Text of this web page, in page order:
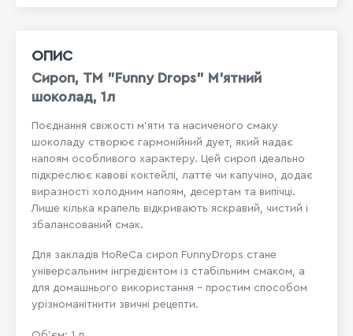
ОПИС
Сироп, ТМ "Funny Drops" М'ятний
шоколад, 1л
Поєднання свіжості м’яти та насиченого смаку
шоколаду створює гармонійний дует, який надає
напоям особливого характеру. Цей сироп ідеально
підкреслює кавові коктейлі, латте чи капучіно, додає
виразності холодним напоям, десертам та випічці.
Лише кілька крапель відкривають яскравий, чистий і
збалансований смак.
Для закладів HoReCa сироп FunnyDrops стане
універсальним інгредієнтом із стабільним смаком, а
для домашнього використання – простим способом
урізноманітнити звичні рецепти.